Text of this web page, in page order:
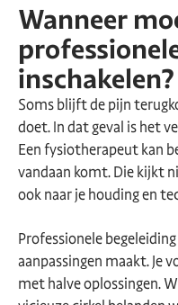
Wanneer
inschakelen?
Soms blijft de pijn
doet. In dat geval is het
Een fysiotherapeut kan
vandaan komt. Die kijkt
ook naar je houding en
Professionele
aanpassingen maakt. Je
met halve oplossingen.